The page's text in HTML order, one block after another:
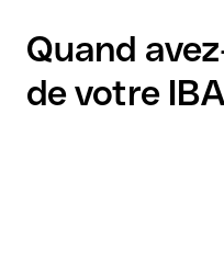
Quand
de votre